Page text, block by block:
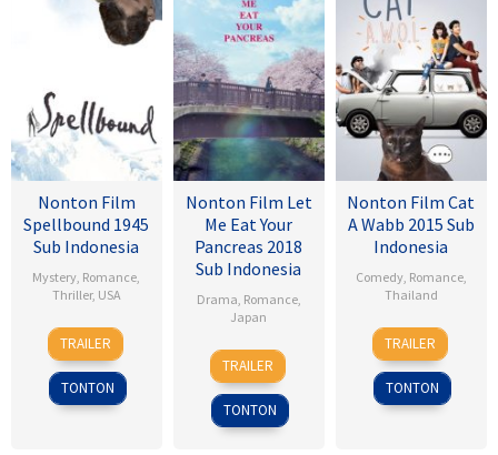
Nonton Film
Spellbound 1945
Sub Indonesia
Mystery, Romance,
Thriller, USA
8
Nov
1945
Alfred
Hitchcock
TRAILER
TONTON
Nonton Film Let
Me Eat Your
Pancreas 2018
Sub Indonesia
Drama, Romance,
Japan
28
Jul
2017
Sho
Tsukikawa
TRAILER
TONTON
Nonton Film Cat
A Wabb 2015 Sub
Indonesia
Comedy, Romance,
Thailand
4
Mar
2015
Nareubadee
Wetchakam
TRAILER
TONTON